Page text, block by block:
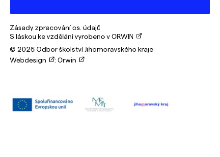
Zásady zpracování os. údajů
S láskou ke vzdělání vyrobeno v ORWIN
© 2026 Odbor školství Jihomoravského kraje
Webdesign
: Orwin